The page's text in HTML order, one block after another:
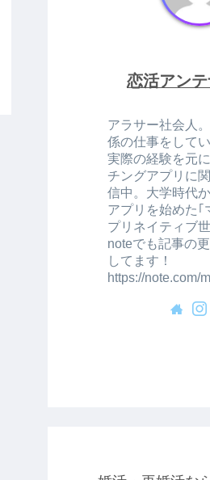
恋活アン
アラサー社会人
係の仕事をしてい
実際の経験を元
チングアプリに
信中。大学時代
アプリを始めた｢
プリネイティブ
noteでも記事の
してます！
https://note.com/